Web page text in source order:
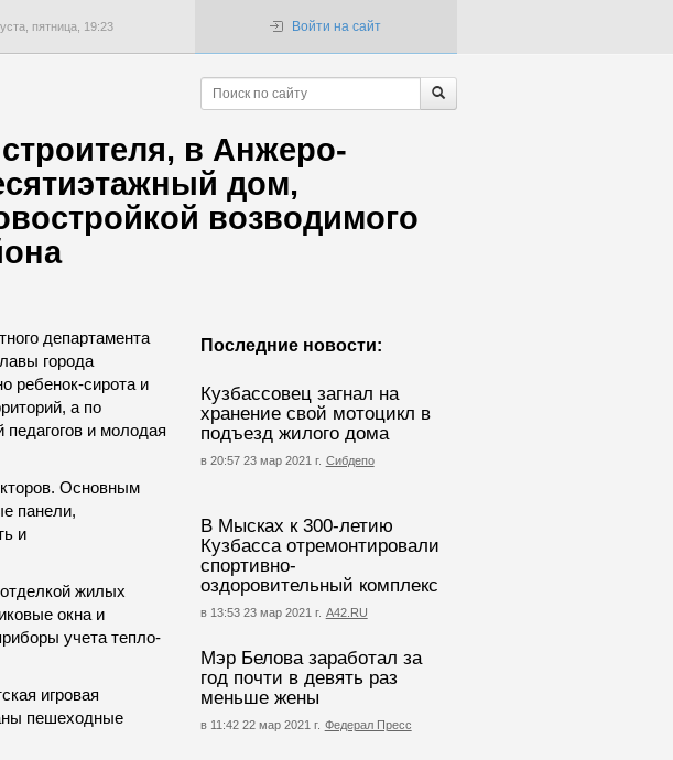
пятница, 19:23 Войти на сайт
в Анжеро-
дом,
возводимого
Последние новости:
Кузбассовец загнал на
хранение свой мотоцикл в
подъезд жилого дома
в 20:57 23 мар 2021 г. Сибдепо
В Мысках к 300-летию
Кузбасса отремонтировали
спортивно-
оздоровительный комплекс
в 13:53 23 мар 2021 г. А42.RU
Мэр Белова заработал за
год почти в девять раз
меньше жены
в 11:42 22 мар 2021 г. Федерал Пресс
департамента
города
ребенок-сирота и
а по
и молодая
Основным
панели,
и
жилых
окна и
учета тепло-
игровая
пешеходные